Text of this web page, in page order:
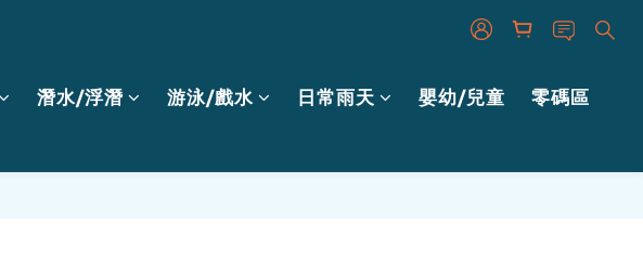
潛水/浮潛 游泳/戲水 日常雨天 嬰幼/兒童 零碼區